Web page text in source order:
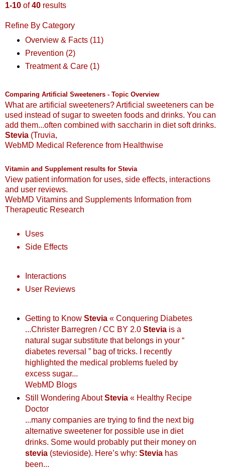
1-10 of40 results
Refine By Category
Overview & Facts (11)
Prevention (2)
Treatment & Care (1)
Comparing Artificial Sweeteners - Topic Overview
What are artificial sweeteners?Artificial sweeteners can be
used instead of sugar to sweeten foods and drinks. You can
add them...often combined with saccharin in diet soft drinks.
Stevia (Truvia,
WebMD Medical Reference from Healthwise
Vitamin and Supplement results for Stevia
View patient information for uses, side effects, interactions
and user reviews.
WebMD Vitamins and Supplements Information from
Therapeutic Research
Uses
Side Effects
Interactions
User Reviews
Getting to Know Stevia« Conquering Diabetes
...Christer Barregren / CC BY 2.0 Steviais a
natural sugar substitute that belongs in your “
diabetes reversal ” bag of tricks. I recently
highlighted the medical problems fueled by
excess sugar...
WebMD Blogs
Still Wondering AboutStevia« Healthy Recipe
Doctor
...many companies are trying to find the next big
alternative sweetener for possible use in diet
drinks. Some would probably put their money on
stevia(stevioside). Here’s why: Steviahas
been...